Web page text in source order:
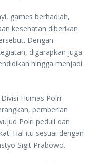
games berhadiah,
kesehatan diberikan
Dengan
digarapkan juga
hingga menjadi
Humas Polri
pemberian
Polri peduli dan
Hal itu sesuai dengan
Sigit Prabowo.